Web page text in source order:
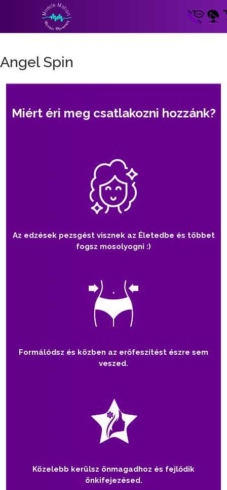
Angel Spin
Miért éri meg csatlakozni hozzánk?
Az edzések pezsgést visznek az Életedbe és többet
fogsz mosolyogni :)
Formálódsz és közben az erőfeszítést észre sem
veszed.
Közelebb kerülsz önmagadhoz és fejlődik
önkifejezésed.